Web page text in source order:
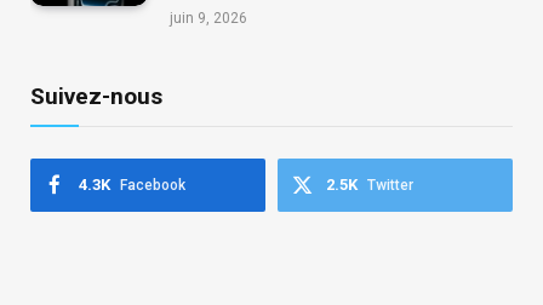
juin 9, 2026
Suivez-nous
Facebook
4.3K Twitter
2.5K